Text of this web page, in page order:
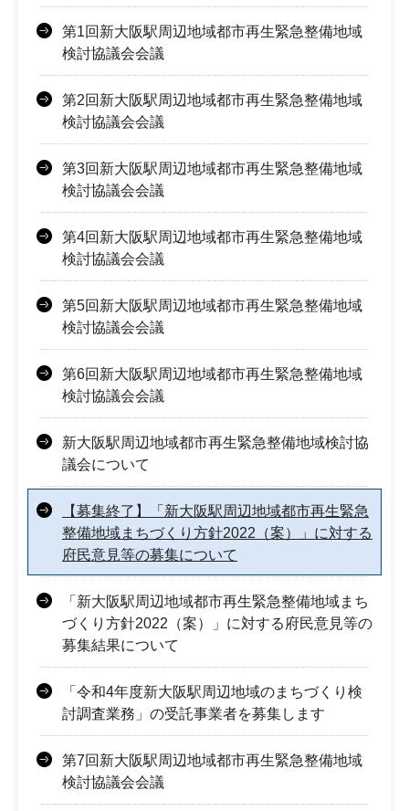
第1回新大阪駅周辺地域都市再生緊急整備地域
検討協議会会議
第2回新大阪駅周辺地域都市再生緊急整備地域
検討協議会会議
第3回新大阪駅周辺地域都市再生緊急整備地域
検討協議会会議
第4回新大阪駅周辺地域都市再生緊急整備地域
検討協議会会議
第5回新大阪駅周辺地域都市再生緊急整備地域
検討協議会会議
第6回新大阪駅周辺地域都市再生緊急整備地域
検討協議会会議
新大阪駅周辺地域都市再生緊急整備地域検討協
議会について
【募集終了】「新大阪駅周辺地域都市再生緊急
整備地域まちづくり方針2022（案）」に対する
府民意見等の募集について
「新大阪駅周辺地域都市再生緊急整備地域まち
づくり方針2022（案）」に対する府民意見等の
募集結果について
「令和4年度新大阪駅周辺地域のまちづくり検
討調査業務」の受託事業者を募集します
第7回新大阪駅周辺地域都市再生緊急整備地域
検討協議会会議